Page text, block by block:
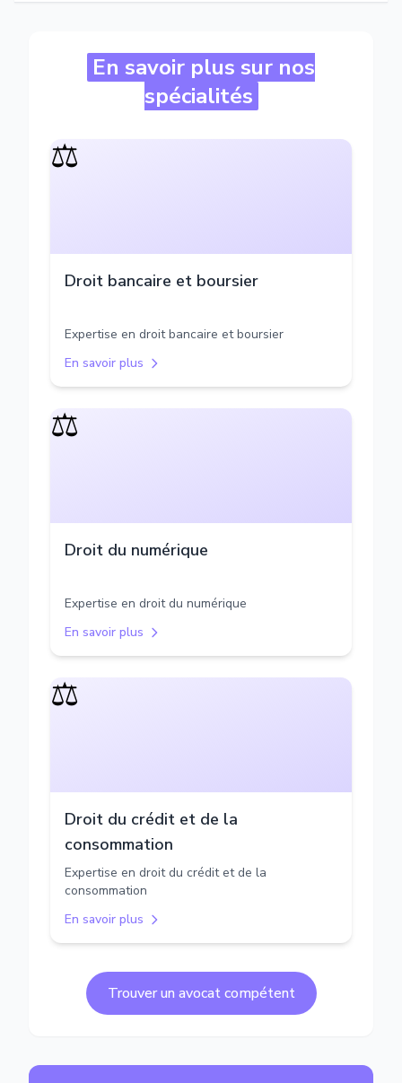
En savoir plus sur nos
spécialités
⚖️
Droit bancaire et boursier
Expertise en droit bancaire et boursier
En savoir plus
⚖️
Droit du numérique
Expertise en droit du numérique
En savoir plus
⚖️
Droit du crédit et de la
consommation
Expertise en droit du crédit et de la
consommation
En savoir plus
Trouver un avocat compétent